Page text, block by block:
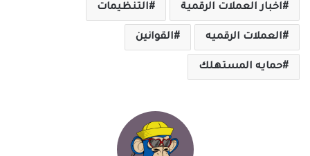
اخبار العملات الرقمية التنظيمات
العملات الرقميه القوانين
حمايه المستهلك